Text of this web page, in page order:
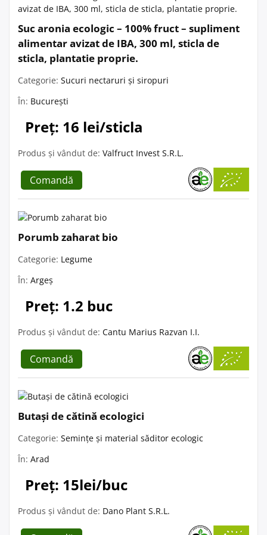
Suc aronia ecologic – 100% fruct – supliment
alimentar avizat de IBA, 300 ml, sticla de
sticla, plantatie proprie.
Categorie: Sucuri nectaruri și siropuri
În: București
Preț: 16 lei/sticla
Produs și vândut de: Valfruct Invest S.R.L.
Comandă
Porumb zaharat bio
Categorie: Legume
În: Argeș
Preț: 1.2 buc
Produs și vândut de: Cantu Marius Razvan I.I.
Comandă
Butași de cătină ecologici
Categorie: Semințe și material săditor ecologic
În: Arad
Preț: 15lei/buc
Produs și vândut de: Dano Plant S.R.L.